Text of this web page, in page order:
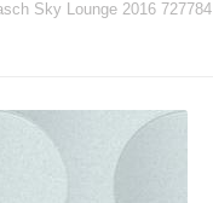
Sky Lounge 2016 727784